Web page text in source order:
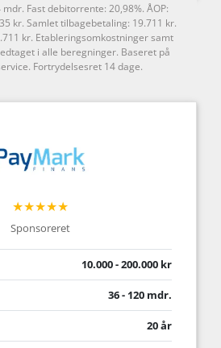
Fast debitorrente: 20,98%. ÅOP:
kr. Samlet tilbagebetaling: 19.711 kr.
kr. Etableringsomkostninger samt
i alle beregninger. Baseret på
Fortrydelsesret 14 dage.
★★★★★
Sponsoreret
10.000 - 200.000 kr
36 - 120 mdr.
20 år